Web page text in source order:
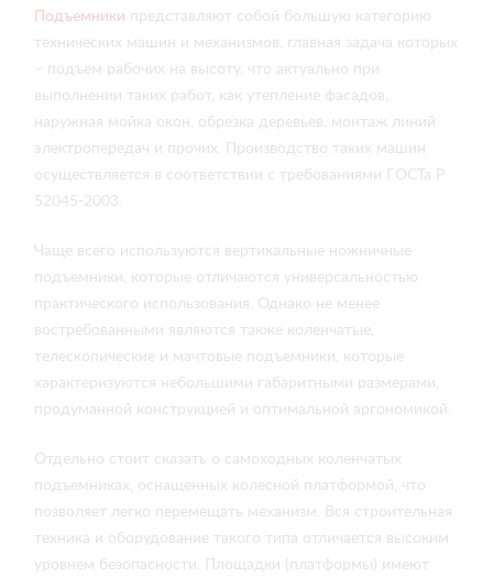
Подъемники представляют собой большую категорию
технических машин и механизмов, главная задача которых
– подъем рабочих на высоту, что актуально при
выполнении таких работ, как утепление фасадов,
наружная мойка окон, обрезка деревьев, монтаж линий
электропередач и прочих. Производство таких машин
осуществляется в соответствии с требованиями ГОСТа Р
52045-2003.
Чаще всего используются вертикальные ножничные
подъемники, которые отличаются универсальностью
практического использования. Однако не менее
востребованными являются также коленчатые,
телескопические и мачтовые подъемники, которые
характеризуются небольшими габаритными размерами,
продуманной конструкцией и оптимальной эргономикой.
Отдельно стоит сказать о самоходных коленчатых
подъемниках, оснащенных колесной платформой, что
позволяет легко перемещать механизм. Вся строительная
техника и оборудование такого типа отличается высоким
уровнем безопасности. Площадки (платформы) имеют